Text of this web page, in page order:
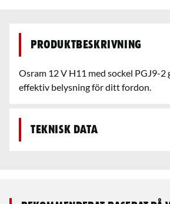
Produktbeskrivning
Osram 12 V H11 med sockel PGJ9-2
effektiv belysning för ditt fordon.
Teknisk data